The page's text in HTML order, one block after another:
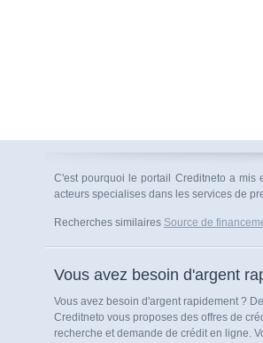
C'est pourquoi le portail Creditneto a mis
acteurs specialises dans les services de
Recherches similaires Source de
Vous avez besoin d'argent
Vous avez besoin d'argent rapidement ?
Creditneto vous proposes des offres de
recherche et demande de crédit en ligne.